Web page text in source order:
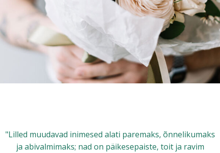
"Lilled muudavad inimesed alati paremaks, õnnelikumaks
ja abivalmimaks; nad on päikesepaiste, toit ja ravim